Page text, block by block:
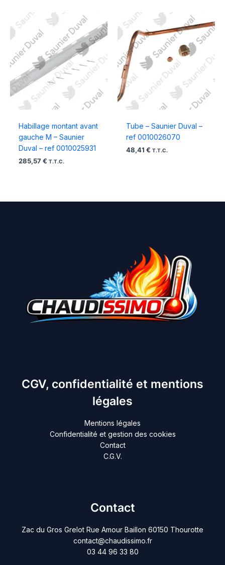
Habillage montant avant
gauche M – Saunier
Duval – ref 0010025931
285,57 € T.T.C.
Tube – Saunier Duval –
ref 0010026070
48,41 € T.T.C.
CGV, confidentialité et mentions
légales
Mentions légales
Confidentialité et gestion des cookies
Contact
C.G.V.
Contact
Zac du Gros Grelot Rue Amour Baillon 60150 Thourotte
contact@chaudissimo.fr
03 44 96 33 80